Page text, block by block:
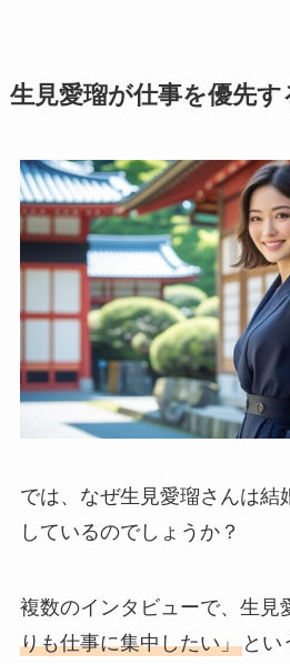
生見愛瑠が仕事を優先す
では、なぜ生見愛瑠さんは結
しているのでしょうか？
複数のインタビューで、生見
りも仕事に集中したい」とい